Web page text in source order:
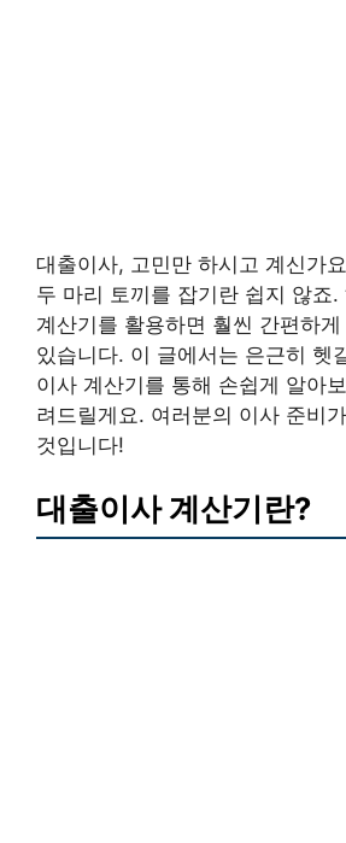
대출이사, 고민만 하시고 계신가
두 마리 토끼를 잡기란 쉽지 않죠
계산기를 활용하면 훨씬 간편하
있습니다. 이 글에서는 은근히 헷
이사 계산기를 통해 손쉽게 알아
려드릴게요. 여러분의 이사 준비
것입니다!
대출이사 계산기란?